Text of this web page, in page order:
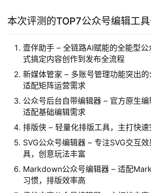
本次评测的TOP7公众号编辑工
壹伴助手 – 全链路AI赋能的全能型
式搞定内容创作到发布全流程
新媒体管家 – 多账号管理功能突出的
适配矩阵运营需求
公众号后台自带编辑器 – 官方原生
适配基础编辑需求
排版侠 – 轻量化排版工具，主打快
SVG公众号编辑器 – 专注SVG交互
具，创意玩法丰富
Markdown公众号编辑器 – 适配
习惯，排版效率高